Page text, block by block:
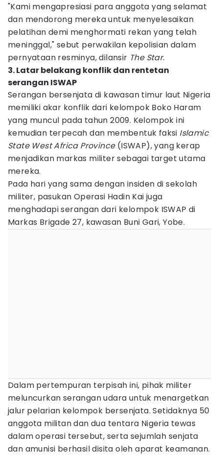
"Kami mengapresiasi para anggota yang selamat
dan mendorong mereka untuk menyelesaikan
pelatihan demi menghormati rekan yang telah
meninggal," sebut perwakilan kepolisian dalam
pernyataan resminya, dilansir The Star.
3. Latar belakang konflik dan rentetan
serangan ISWAP
Serangan bersenjata di kawasan timur laut Nigeria
memiliki akar konflik dari kelompok Boko Haram
yang muncul pada tahun 2009. Kelompok ini
kemudian terpecah dan membentuk faksi Islamic
State West Africa Province(ISWAP), yang kerap
menjadikan markas militer sebagai target utama
mereka.
Pada hari yang sama dengan insiden di sekolah
militer, pasukan Operasi Hadin Kai juga
menghadapi serangan dari kelompok ISWAP di
Markas Brigade 27, kawasan Buni Gari, Yobe.
Dalam pertempuran terpisah ini, pihak militer
meluncurkan serangan udara untuk menargetkan
jalur pelarian kelompok bersenjata. Setidaknya 50
anggota militan dan dua tentara Nigeria tewas
dalam operasi tersebut, serta sejumlah senjata
dan amunisi berhasil disita oleh aparat keamanan.